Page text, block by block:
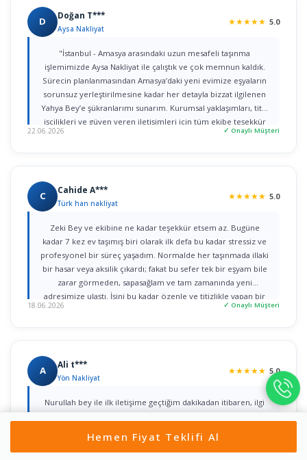
D Doğan T***
Aysa Nakliyat
★★★★★ 5.0
"İstanbul - Amasya arasındaki uzun mesafeli taşınma
işlemimizde Aysa Nakliyat ile çalıştık ve çok memnun kaldık.
Sürecin planlanmasından Amasya’daki yeni evimize eşyaların
sorunsuz yerleştirilmesine kadar her detayla bizzat ilgilenen
Yahya Bey’e şükranlarımı sunarım. Kurumsal yaklaşımları, titiz
işçilikleri ve güven veren iletişimleri için tüm ekibe teşekkür
22.06.2026 ✓ Onaylı Müşteri
C Cahide A***
Türk han nakliyat
★★★★★ 5.0
Zeki Bey ve ekibine ne kadar teşekkür etsem az. Bugüne
kadar 7 kez ev taşımış biri olarak ilk defa bu kadar stressiz ve
profesyonel bir süreç yaşadım. Normalde her taşınmada illaki
bir hasar veya aksilik çıkardı; fakat bu sefer tek bir eşyam bile
zarar görmeden, sapasağlam ve tam zamanında yeni
adresimize ulaştı. İşini bu kadar özenle ve titizlikle yapan bir
firmaya rastlamak gerçekten büyük şans. Herkese gönül
18.06.2026 ✓ Onaylı Müşteri
A Ali t***
Yön Nakliyat
★★★★★ 5.0
Nurullah bey ile ilk iletişime geçtiğim dakikadan itibaren, ilgi
ve alâka dan dolayı kendilerine teşekkür ediyorum. bir taşıma
yaptılar çok teşekkür ediyorum herkese tavsiye ediyorum
Hemen Fiyat Teklifi Al